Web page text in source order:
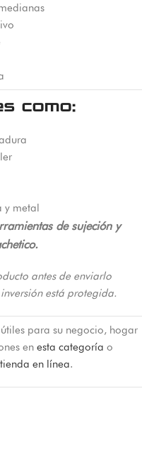
como:
y metal
de sujeción y
antes de enviarlo
está protegida.
para su negocio, hogar
en esta categoría o
en línea.